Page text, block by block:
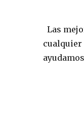
Las
cualquier